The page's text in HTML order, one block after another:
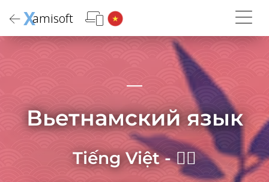
Xamisoft
Вьетнамский язык
Tiếng Việt - 𡨸喃